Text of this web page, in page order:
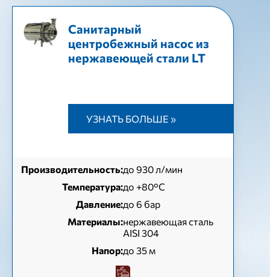
Санитарный
центробежный насос из
нержавеющей стали LT
УЗНАТЬ БОЛЬШЕ »
Производительность:до 930 л/мин
Температура:до +80°C
Давление:до 6 бар
Материалы:нержавеющая сталь
AISI 304
Напор:до 35 м